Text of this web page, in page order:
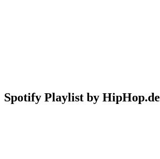
Spotify Playlist by HipHop.de